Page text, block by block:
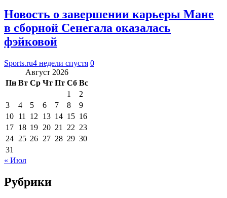
Новость о завершении карьеры Мане
в сборной Сенегала оказалась
фэйковой
Sports.ru4 недели спустя 0
Август 2026
Пн Вт Ср Чт Пт Сб Вс
1
2
3
4 5 6 7 8
9
10 11 12 13 14 15 16
17 18 19 20 21 22 23
24 25 26 27 28 29 30
31
« Июл
Рубрики